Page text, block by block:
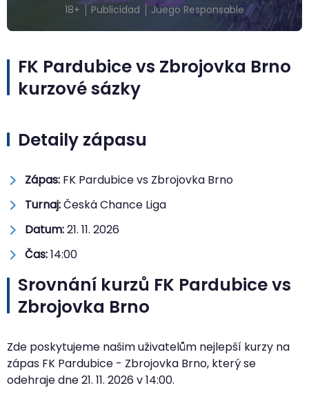
18+ Publicidad Juego Responsable
FK Pardubice vs Zbrojovka Brno
kurzové sázky
Detaily zápasu
Zápas: FK Pardubice vs Zbrojovka Brno
Turnaj:Česká Chance Liga
Datum:21. 11. 2026
Čas:14:00
Srovnání kurzů FK Pardubice vs
Zbrojovka Brno
Zde poskytujeme našim uživatelům nejlepší kurzy na
zápas FK Pardubice - Zbrojovka Brno, který se
odehraje dne21. 11. 2026v14:00.